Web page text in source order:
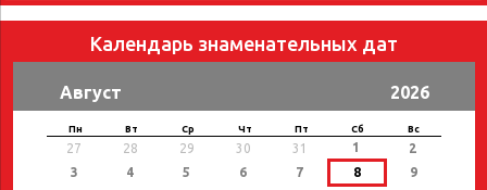
Календарь знаменательных дат
Август 2026
Пн Вт Ср Чт Пт Сб Вс
27 28 29 30 31 1
2
3
4 5 6 7 8
9